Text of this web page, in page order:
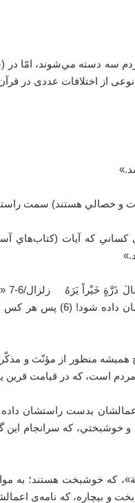
كَفَرُوا بِآيَاتِنَا هُمْ أَصْحَابُ الْمَشْأَمَةِ» ‏ بلد/19 ‏ «ولي
4-
گروهند:) پراكنده (از قبرها) خارج مي‏شد
زوج هميشه منظور از مؤنّث و
است، كه در قيامت قرين
بدست راستشان
و خوشبختي، كه سرانجام
كه خوشبخت هستند؛ به
و بيچاره، كه نامه‌ی